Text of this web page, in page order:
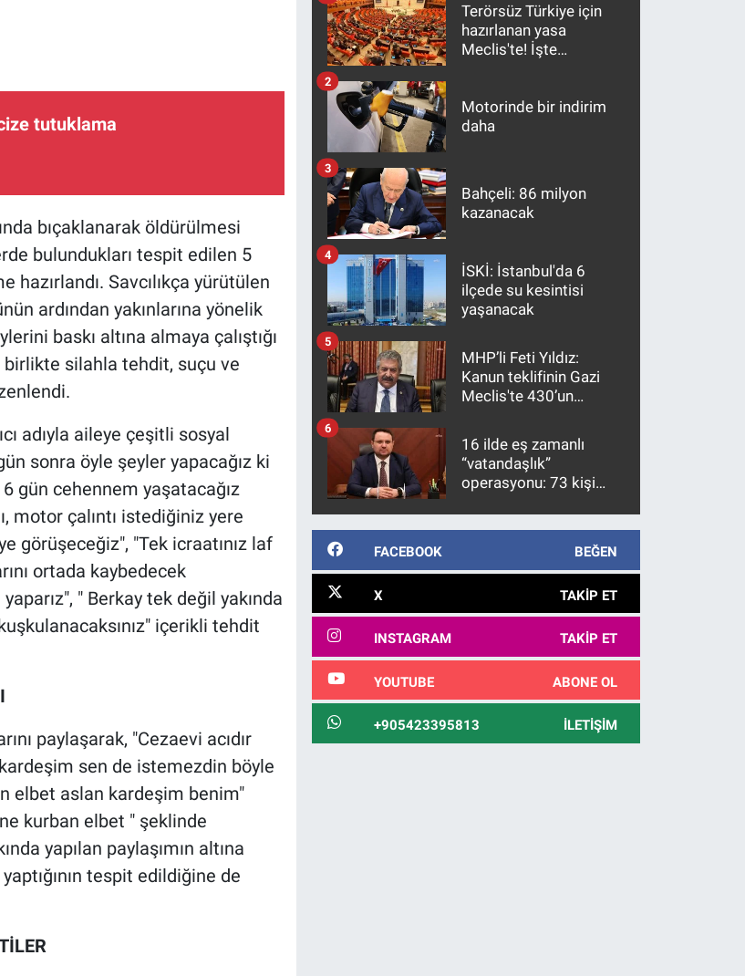
tutuklama
bıçaklanarak öldürülmesi
bulundukları tespit edilen 5
hazırlandı. Savcılıkça yürütülen
ardından yakınlarına yönelik
baskı altına almaya çalıştığı
birlikte silahla tehdit, suçu ve
adıyla aileye çeşitli sosyal
sonra öyle şeyler yapacağız ki
6 gün cehennem yaşatacağız
motor çalıntı istediğiniz yere
görüşeceğiz", "Tek icraatınız laf
ortada kaybedecek
" Berkay tek değil yakında
içerikli tehdit
paylaşarak, "Cezaevi acıdır
sen de istemezdin böyle
elbet aslan kardeşim benim"
kurban elbet " şeklinde
yapılan paylaşımın altına
tespit edildiğine de
Terörsüz Türkiye için
hazırlanan yasa
Meclis'te! İşte
Motorinde bir indirim
daha
2
Bahçeli: 86 milyon
kazanacak
3
İSKİ: İstanbul'da 6
ilçede su kesintisi
yaşanacak
4
MHP’li Feti Yıldız:
Kanun teklifinin Gazi
Meclis'te 430’un
kanunlaşacağı
görülmektedir
5
16 ilde eş zamanlı
“vatandaşlık”
operasyonu: 73 kişi
6
FACEBOOK BEĞEN
X TAKIP ET
INSTAGRAM TAKIP ET
YOUTUBE ABONE OL
+905423395813 İLETIŞIM